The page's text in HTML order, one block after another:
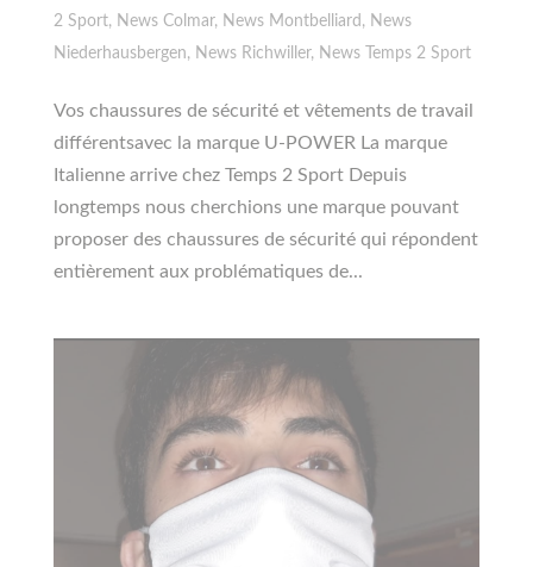
2 Sport, News Colmar, News Montbelliard , News
Niederhausbergen, News Richwiller, News Temps 2 Sport
Vos chaussures de sécurité et vêtements de travail
différentsavec la marque U-POWER La marque
Italienne arrive chez Temps 2 Sport Depuis
longtemps nous cherchions une marque pouvant
proposer des chaussures de sécurité qui répondent
entièrement aux problématiques de...